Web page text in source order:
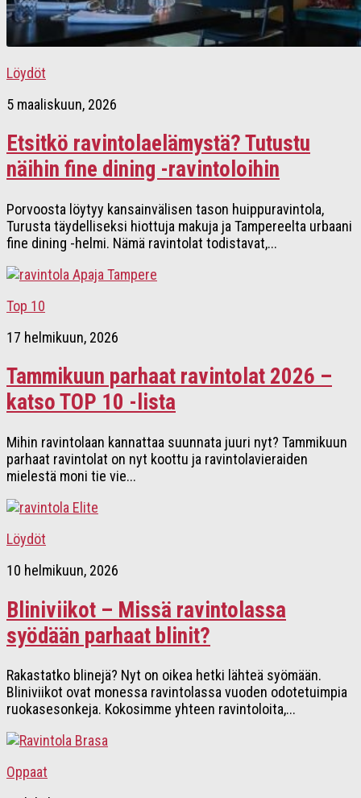
Löydöt
5 maaliskuun, 2026
Etsitkö ravintolaelämystä? Tutustu
näihin fine dining -ravintoloihin
Porvoosta löytyy kansainvälisen tason huippuravintola,
Turusta täydelliseksi hiottuja makuja ja Tampereelta urbaani
fine dining -helmi. Nämä ravintolat todistavat,...
Top 10
17 helmikuun, 2026
Tammikuun parhaat ravintolat 2026 –
katso TOP 10 -lista
Mihin ravintolaan kannattaa suunnata juuri nyt? Tammikuun
parhaat ravintolat on nyt koottu ja ravintolavieraiden
mielestä moni tie vie...
Löydöt
10 helmikuun, 2026
Bliniviikot – Missä ravintolassa
syödään parhaat blinit?
Rakastatko blinejä? Nyt on oikea hetki lähteä syömään.
Bliniviikot ovat monessa ravintolassa vuoden odotetuimpia
ruokasesonkeja. Kokosimme yhteen ravintoloita,...
Oppaat